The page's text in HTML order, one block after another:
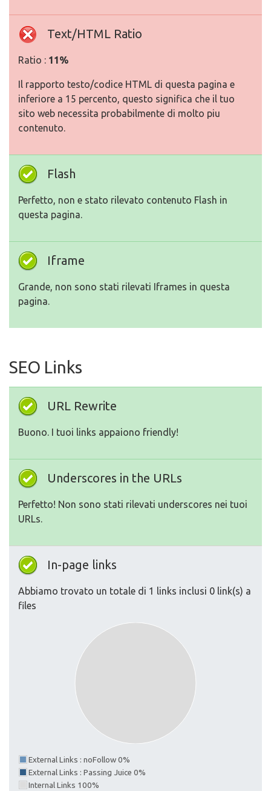
Text/HTML Ratio
Ratio : 11%
Il rapporto testo/codice HTML di questa pagina e
inferiore a 15 percento, questo significa che il tuo
sito web necessita probabilmente di molto piu
contenuto.
Flash
Perfetto, non e stato rilevato contenuto Flash in
questa pagina.
Iframe
Grande, non sono stati rilevati Iframes in questa
pagina.
SEO Links
URL Rewrite
Buono. I tuoi links appaiono friendly!
Underscores in the URLs
Perfetto! Non sono stati rilevati underscores nei tuoi
URLs.
In-page links
Abbiamo trovato un totale di 1 links inclusi 0 link(s) a
files
External Links : noFollow 0%
External Links : Passing Juice 0%
Internal Links 100%